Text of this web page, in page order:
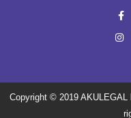
Copyright © 2019 AKULEGAL